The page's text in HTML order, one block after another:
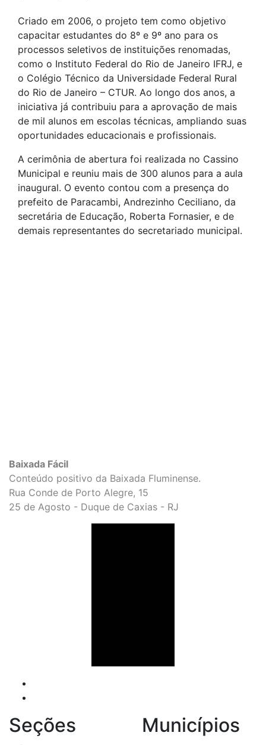
Criado em 2006, o projeto tem como objetivo
capacitar estudantes do 8º e 9º ano para os
processos seletivos de instituições renomadas,
como o Instituto Federal do Rio de Janeiro IFRJ, e
o Colégio Técnico da Universidade Federal Rural
do Rio de Janeiro – CTUR. Ao longo dos anos, a
iniciativa já contribuiu para a aprovação de mais
de mil alunos em escolas técnicas, ampliando suas
oportunidades educacionais e profissionais.
A cerimônia de abertura foi realizada no Cassino
Municipal e reuniu mais de 300 alunos para a aula
inaugural. O evento contou com a presença do
prefeito de Paracambi, Andrezinho Ceciliano, da
secretária de Educação, Roberta Fornasier, e de
demais representantes do secretariado municipal.
Baixada Fácil
Conteúdo positivo da Baixada Fluminense.
Rua Conde de Porto Alegre, 15
25 de Agosto - Duque de Caxias - RJ
Seções Municípios